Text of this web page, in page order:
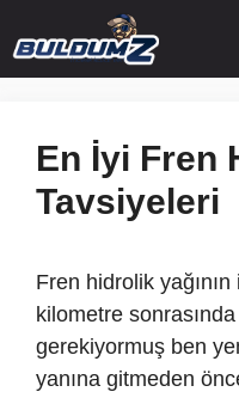
atla
En İyi Fren
Tavsiyeleri
Fren hidrolik
kilometre
gerekiyormuş ben
yanına gitmeden